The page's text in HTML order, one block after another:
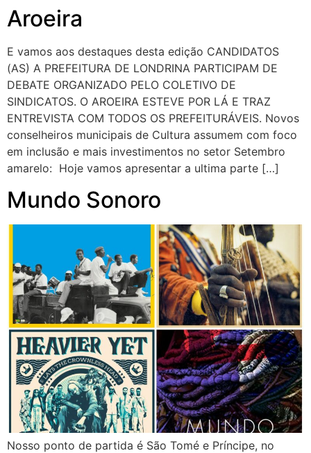
Aroeira
E vamos aos destaques desta edição CANDIDATOS
(AS) A PREFEITURA DE LONDRINA PARTICIPAM DE
DEBATE ORGANIZADO PELO COLETIVO DE
SINDICATOS. O AROEIRA ESTEVE POR LÁ E TRAZ
ENTREVISTA COM TODOS OS PREFEITURÁVEIS. Novos
conselheiros municipais de Cultura assumem com foco
em inclusão e mais investimentos no setor Setembro
amarelo: Hoje vamos apresentar a ultima parte […]
Mundo Sonoro
Nosso ponto de partida é São Tomé e Príncipe, no